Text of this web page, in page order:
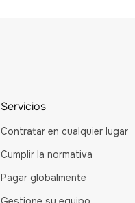
Servicios
Contratar en cualquier lugar
Cumplir la normativa
Pagar globalmente